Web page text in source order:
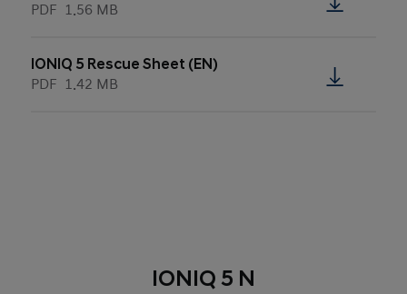
PDF 1.56 MB
IONIQ 5 Rescue Sheet (EN)
PDF 1.42 MB
IONIQ 5 N